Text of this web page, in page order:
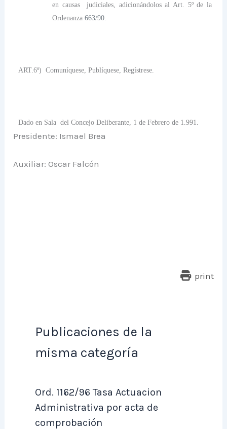
en causas judiciales, adicionándolos al Art. 5º de la
Ordenanza 663/90.
ART.6º) Comuníquese, Publíquese, Regístrese.
Dado en Sala del Concejo Deliberante, 1 de Febrero de 1.991.
Presidente: Ismael Brea
Auxiliar: Oscar Falcón
print
Publicaciones de la
misma categoría
Ord. 1162/96 Tasa Actuacion
Administrativa por acta de
comprobación